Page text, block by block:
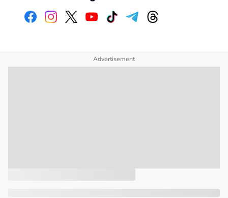
Advertisement